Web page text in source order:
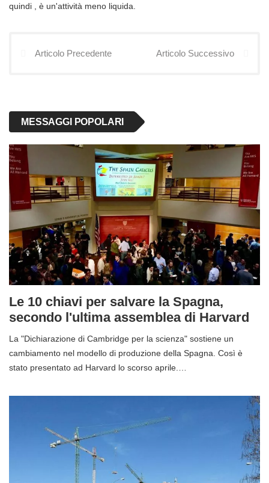
quindi , è un'attività meno liquida.
Articolo Precedente Articolo Successivo
MESSAGGI POPOLARI
Le 10 chiavi per salvare la Spagna,
secondo l'ultima assemblea di Harvard
La "Dichiarazione di Cambridge per la scienza" sostiene un
cambiamento nel modello di produzione della Spagna. Così è
stato presentato ad Harvard lo scorso aprile.…